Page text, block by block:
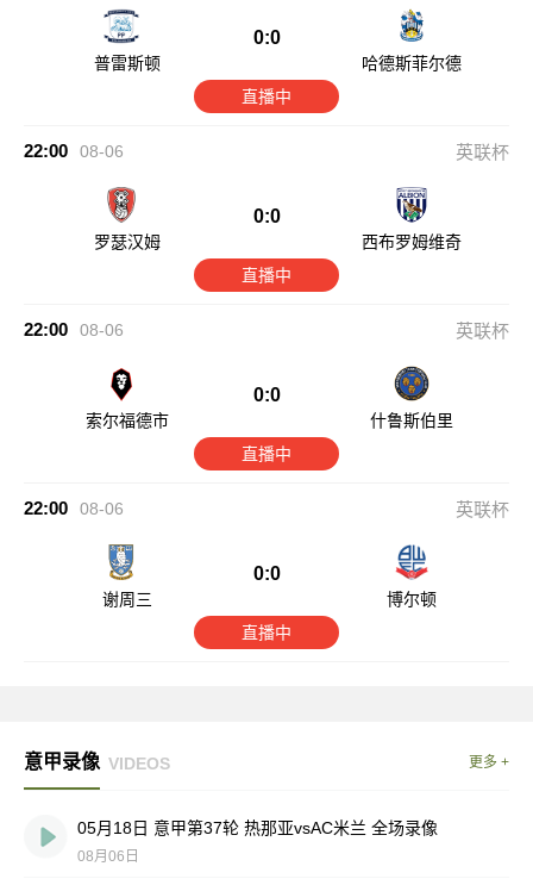
普雷斯顿
0:0
哈德斯菲尔德
直播中
22:00 08-06 英联杯
罗瑟汉姆
0:0
西布罗姆维奇
直播中
22:00 08-06 英联杯
索尔福德市
0:0
什鲁斯伯里
直播中
22:00 08-06 英联杯
谢周三
0:0
博尔顿
直播中
意甲录像 VIDEOS 更多 +
05月18日 意甲第37轮 热那亚vsAC米兰 全场录像
08月06日